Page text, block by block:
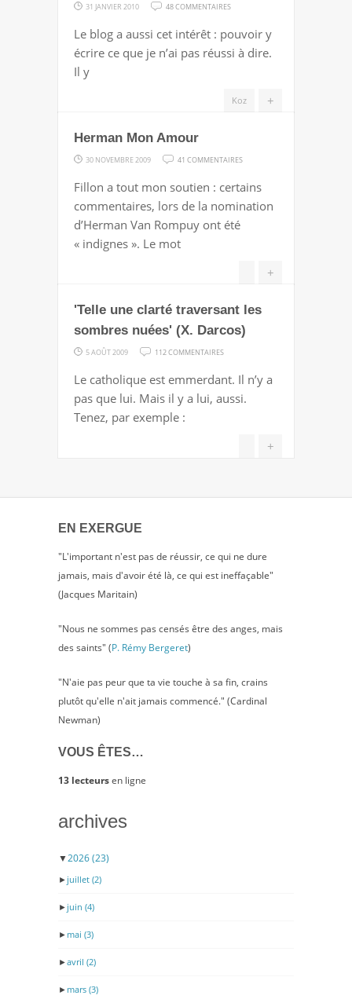
31 JANVIER 2010 48 COMMENTAIRES
DON,
C’EST
Le blog a aussi cet intérêt : pouvoir y
écrire ce que je n’ai pas réussi à dire.
Il y
+
Koz
Herman Mon Amour
30 NOVEMBRE 2009 41 COMMENTAIRES
MON
AMOUR
Fillon a tout mon soutien : certains
commentaires, lors de la nomination
d’Herman Van Rompuy ont été
« indignes ». Le mot
+
'Telle une clarté traversant les
sombres nuées' (X. Darcos)
5 AOÛT 2009 112 COMMENTAIRES
UNE
CLARTÉ
(X.
Le catholique est emmerdant. Il n’y a
pas que lui. Mais il y a lui, aussi.
Tenez, par exemple :
+
EN EXERGUE
"L'important n'est pas de réussir, ce qui ne dure
jamais, mais d'avoir été là, ce qui est ineffaçable"
(Jacques Maritain)
"Nous ne sommes pas censés être des anges, mais
des saints" (P. Rémy Bergeret)
"N'aie pas peur que ta vie touche à sa fin, crains
plutôt qu'elle n'ait jamais commencé." (Cardinal
Newman)
VOUS ÊTES…
13 lecteursen ligne
archives
▼2026(23)
► juillet (2)
► juin (4)
► mai (3)
►avril (2)
► mars (3)